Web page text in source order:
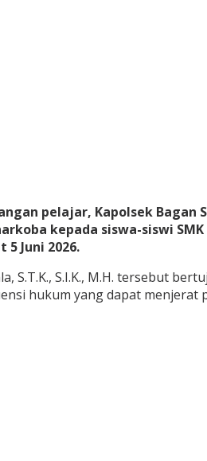
pelajar, Kapolsek Bagan
kepada siswa-siswi
Juni 2026.
S.T.K., S.I.K., M.H. tersebut
hukum yang dapat menjerat